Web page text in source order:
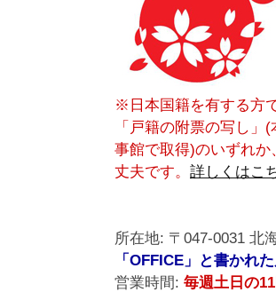
※日本国籍を有する方
「戸籍の附票の写し
事館で取得)のいずれ
丈夫です。 詳しくはこ
所在地: 〒047-0031 北
「OFFICE」と書かれ
営業時間: 毎週土日の